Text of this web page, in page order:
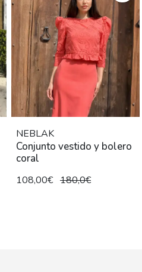
NEBLAK
Conjunto vestido y bolero
coral
108,00€ 180,0€